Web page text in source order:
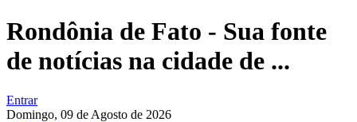
Rondônia de Fato - Sua fonte
de notícias na cidade de ...
Entrar
Domingo, 09 de Agosto de 2026